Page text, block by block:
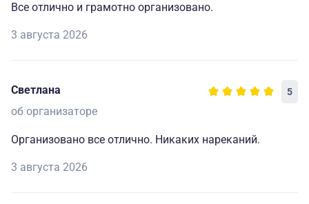
Все отлично и грамотно организовано.
3 августа 2026
Светлана 5
об организаторе
Организовано все отлично. Никаких нареканий.
3 августа 2026